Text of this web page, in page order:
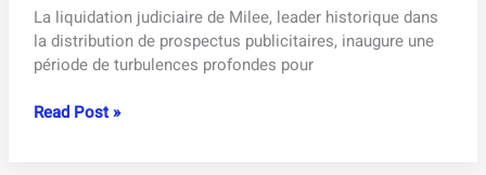
La liquidation judiciaire de Milee, leader historique dans
la distribution de prospectus publicitaires, inaugure une
période de turbulences profondes pour
Milee
Read Post »